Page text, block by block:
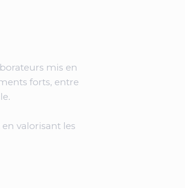
mis en
forts, entre
valorisant les